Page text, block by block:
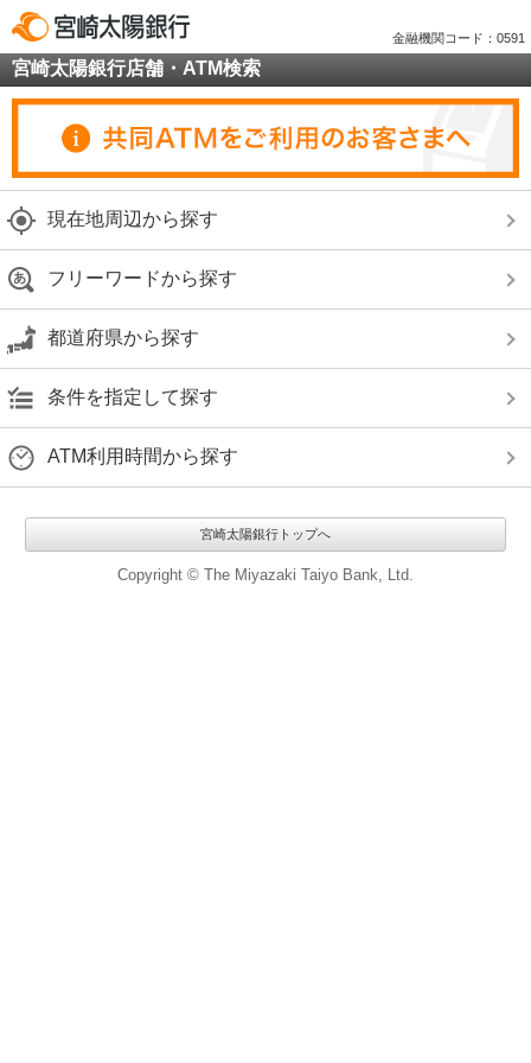
金融機関コード：0591
宮崎太陽銀行店舗・ATM検索
現在地周辺から探す
フリーワードから探す
都道府県から探す
条件を指定して探す
ATM利用時間から探す
宮崎太陽銀行トップへ
Copyright © The Miyazaki Taiyo Bank, Ltd.